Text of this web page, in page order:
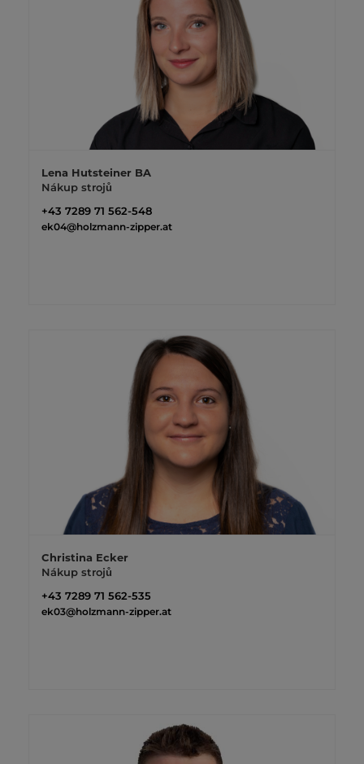
Lena Hutsteiner BA
Nákup strojů
+43 7289 71 562-548
ek04@holzmann-zipper.at
Christina Ecker
Nákup strojů
+43 7289 71 562-535
ek03@holzmann-zipper.at